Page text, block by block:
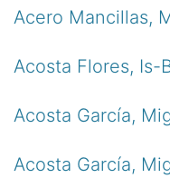
Acero Mancillas,
Acosta Flores, Is-
Acosta García,
Acosta García,